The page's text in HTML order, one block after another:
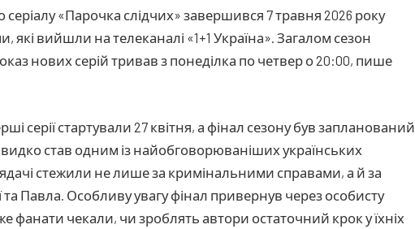
серіалу «Парочка слідчих» завершився 7 травня 2026 року
які вийшли на телеканалі «1+1 Україна». Загалом сезон
нових серій тривав з понеділка по четвер о 20:00, пише
серії стартували 27 квітня, а фінал сезону був запланований
став одним із найобговорюваніших українських
стежили не лише за кримінальними справами, а й за
та Павла. Особливу увагу фінал привернув через особисту
фанати чекали, чи зроблять автори остаточний крок у їхніх